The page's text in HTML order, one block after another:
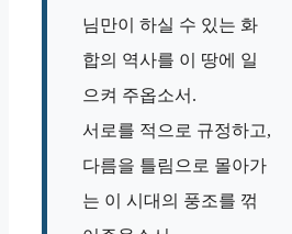
님만이 하실 수 있는 화
합의 역사를 이 땅에 일
으켜 주옵소서.
서로를 적으로 규정하고,
다름을 틀림으로 몰아가
는 이 시대의 풍조를 꺾